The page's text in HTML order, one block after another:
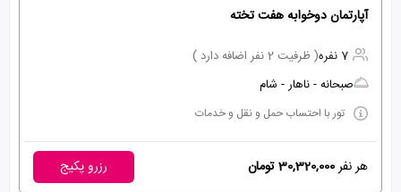
آپارتمان دوخوابه هفت تخته
7 نفره
( ظرفیت 2 نفر اضافه دارد )
صبحانه - ناهار - شام
تور با احتساب حمل و نقل و خدمات
هر نفر30,320,000 تومان رزرو پکیج